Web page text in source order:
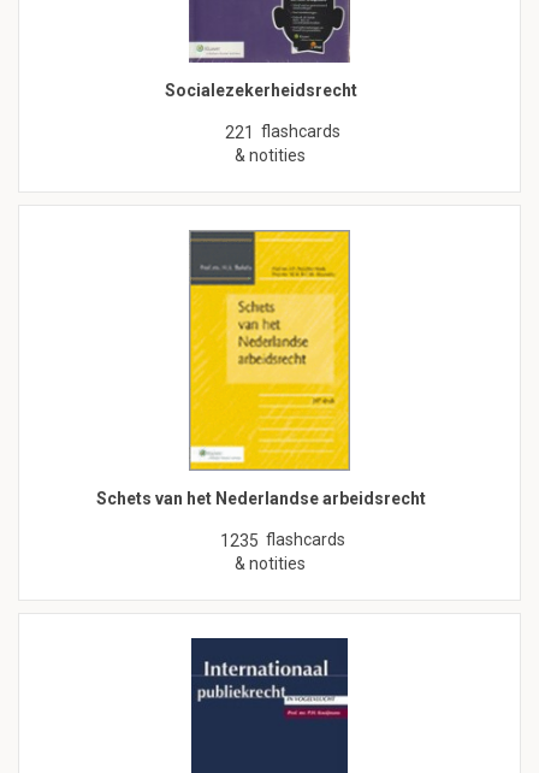
Socialezekerheidsrecht
221 flashcards
& notities
Schets van het Nederlandse arbeidsrecht
1235 flashcards
& notities